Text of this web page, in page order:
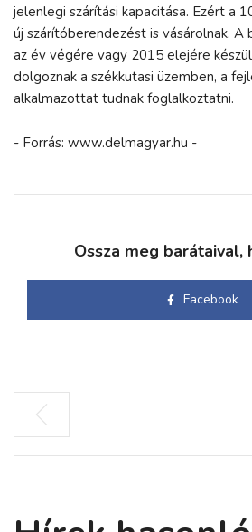
jelenlegi szárítási kapacitása. Ezért a
új szárítóberendezést is vásárolnak. A
az év végére vagy 2015 elejére
dolgoznak a székkutasi üzemben, a
alkalmazottat tudnak foglalkoztatni.
- Forrás: www.delmagyar.hu -
Ossza meg barátaival,
Facebook